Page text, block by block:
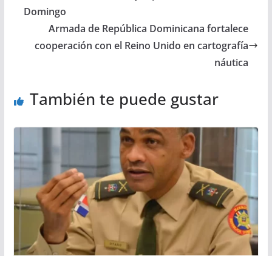
Domingo
Armada de República Dominicana fortalece
cooperación con el Reino Unido en cartografía
náutica
También te puede gustar